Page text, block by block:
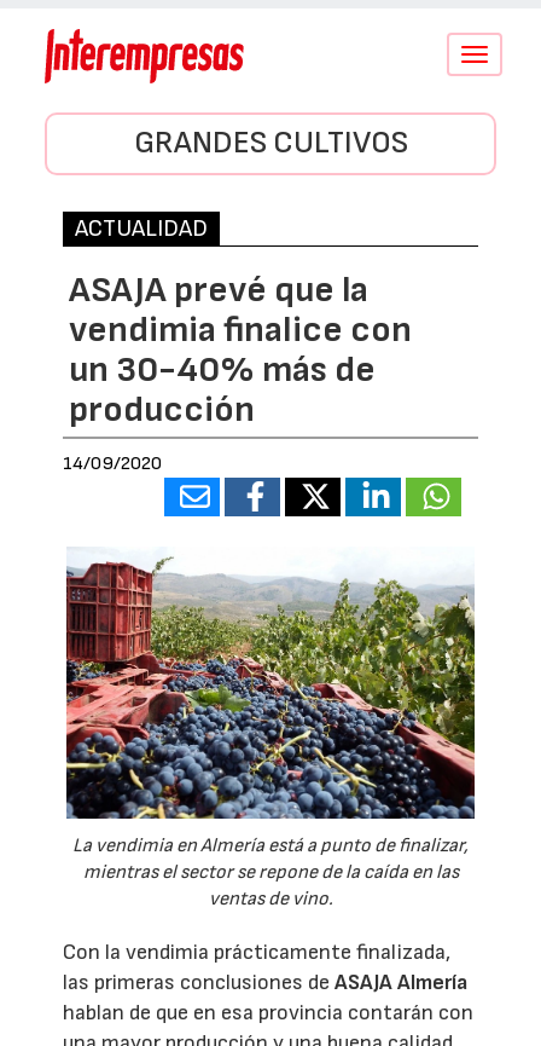
Conmutar
GRANDES CULTIVOS
ACTUALIDAD
ASAJA prevé que la
vendimia finalice con
un 30-40% más de
producción
14/09/2020
La vendimia en Almería está a punto de finalizar,
mientras el sector se repone de la caída en las
ventas de vino.
Con la vendimia prácticamente finalizada,
las primeras conclusiones deASAJA Almería
hablan de que en esa provincia contarán con